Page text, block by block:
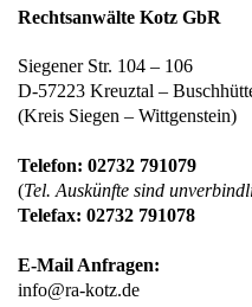
Rechtsanwälte Kotz GbR
Siegener Str. 104 – 106
D-57223 Kreuztal –
(Kreis Siegen – Wittgenstein)
Telefon: 02732 791079
(Tel. Auskünfte sind
Telefax: 02732 791078
E-Mail Anfragen:
info@ra-kotz.de